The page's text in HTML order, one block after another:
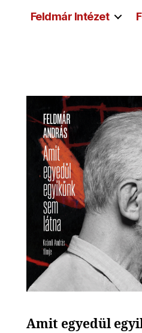
Feldmár Intézet
Amit egyedül